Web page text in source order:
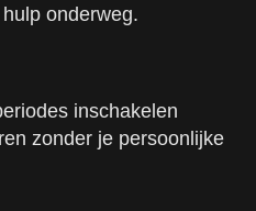
onderweg.
inschakelen
zonder je persoonlijke